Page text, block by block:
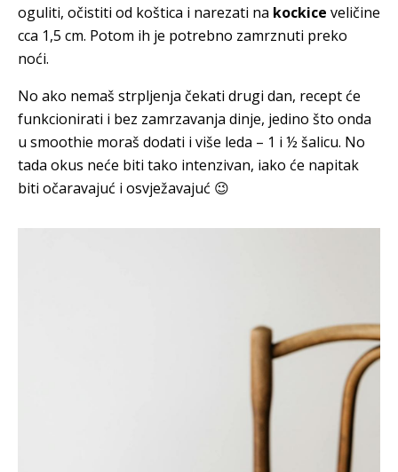
oguliti, očistiti od koštica i narezati na kockice veličine
cca 1,5 cm. Potom ih je potrebno zamrznuti preko
noći.
No ako nemaš strpljenja čekati drugi dan, recept će
funkcionirati i bez zamrzavanja dinje, jedino što onda
u smoothie moraš dodati i više leda – 1 i ½ šalicu. No
tada okus neće biti tako intenzivan, iako će napitak
biti očaravajuć i osvježavajuć 😉